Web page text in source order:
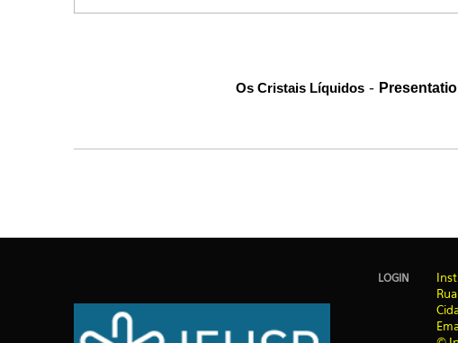
Os Cristais Líquidos-
LOGIN I